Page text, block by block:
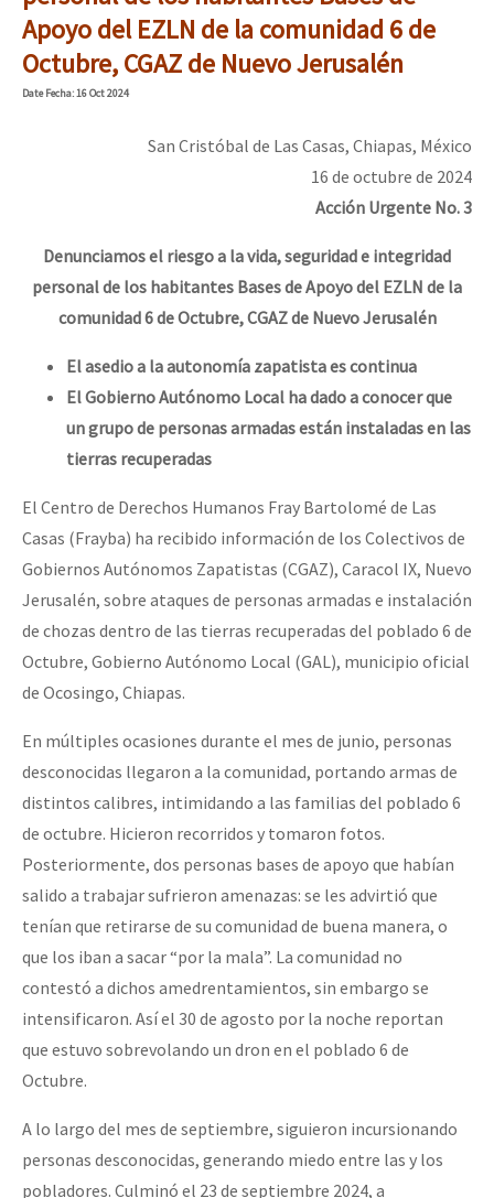
Mundo
EZLN
La Sexta
AutonomÍa y Resistencia
Presos
Mujeres
ETIQUETAS
MULTIMEDIA
Fotorreportaje
Video
Otras secciones
Semillero Guerra contra la Humanidad. (Las poblaciones y
Medios Libres
COVID-19
Contacto
Dia 1: Encontro “Guerra contra a Humanidade”
[CDMX – 20 julio] Jornadas globales por la libertad de Jesús
“Sonhando a Terra do Bem Virá” se publica no Estado Espanhol
Se o México sabe, que o mundo saiba! Nossas lutas pela
[25 abr – CDMX] Tokín por el CNI: 30 años de Resistencia y
Apoyo del EZLN de la comunidad 6 de
Octubre, CGAZ de Nuevo Jerusalén
DateFecha: 16 Oct 2024
San Cristóbal de Las Casas, Chiapas, México
16 de octubre de 2024
Acción Urgente No. 3
Denunciamos el riesgo a la vida, seguridad e integridad
personal de los habitantes Bases de Apoyo del EZLN de la
comunidad 6 de Octubre, CGAZ de Nuevo Jerusalén
El asedio a la autonomía zapatista es continua
El Gobierno Autónomo Local ha dado a conocer que
un grupo de personas armadas están instaladas en las
tierras recuperadas
El Centro de Derechos Humanos Fray Bartolomé de Las
Casas (Frayba) ha recibido información de los Colectivos de
Gobiernos Autónomos Zapatistas (CGAZ), Caracol IX, Nuevo
Jerusalén, sobre ataques de personas armadas e instalación
de chozas dentro de las tierras recuperadas del poblado 6 de
Octubre, Gobierno Autónomo Local (GAL), municipio oficial
de Ocosingo, Chiapas.
En múltiples ocasiones durante el mes de junio, personas
desconocidas llegaron a la comunidad, portando armas de
distintos calibres, intimidando a las familias del poblado 6
de octubre. Hicieron recorridos y tomaron fotos.
Posteriormente, dos personas bases de apoyo que habían
salido a trabajar sufrieron amenazas: se les advirtió que
tenían que retirarse de su comunidad de buena manera, o
que los iban a sacar “por la mala”. La comunidad no
contestó a dichos amedrentamientos, sin embargo se
intensificaron. Así el 30 de agosto por la noche reportan
que estuvo sobrevolando un dron en el poblado 6 de
Octubre.
A lo largo del mes de septiembre, siguieron incursionando
personas desconocidas, generando miedo entre las y los
pobladores. Culminó el 23 de septiembre 2024, a